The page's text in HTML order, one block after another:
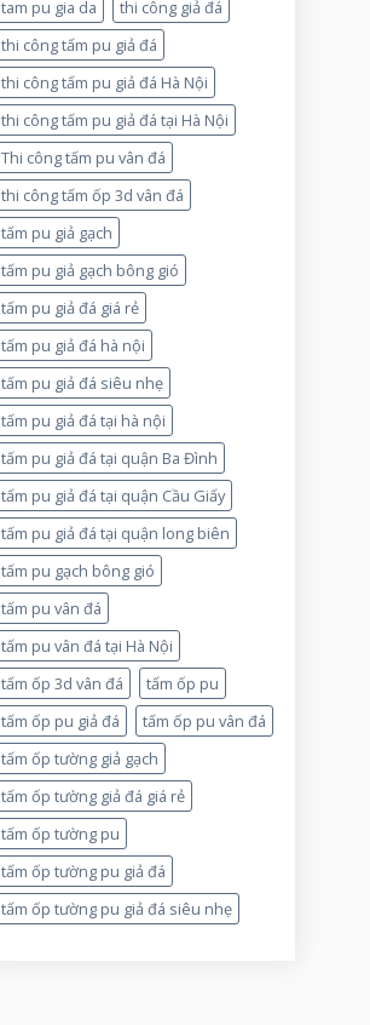
tam pu gia da
thi công giả đá
thi công tấm pu giả đá
thi công tấm pu giả đá Hà Nội
thi công tấm pu giả đá tại Hà Nội
Thi công tấm pu vân đá
thi công tấm ốp 3d vân đá
tấm pu giả gạch
tấm pu giả gạch bông gió
tấm pu giả đá giá rẻ
tấm pu giả đá hà nội
tấm pu giả đá siêu nhẹ
tấm pu giả đá tại hà nội
tấm pu giả đá tại quận Ba Đình
tấm pu giả đá tại quận Cầu Giấy
tấm pu giả đá tại quận long biên
tấm pu gạch bông gió
tấm pu vân đá
tấm pu vân đá tại Hà Nội
tấm ốp 3d vân đá
tấm ốp pu
tấm ốp pu giả đá
tấm ốp pu vân đá
tấm ốp tường giả gạch
tấm ốp tường giả đá giá rẻ
tấm ốp tường pu
tấm ốp tường pu giả đá
tấm ốp tường pu giả đá siêu nhẹ